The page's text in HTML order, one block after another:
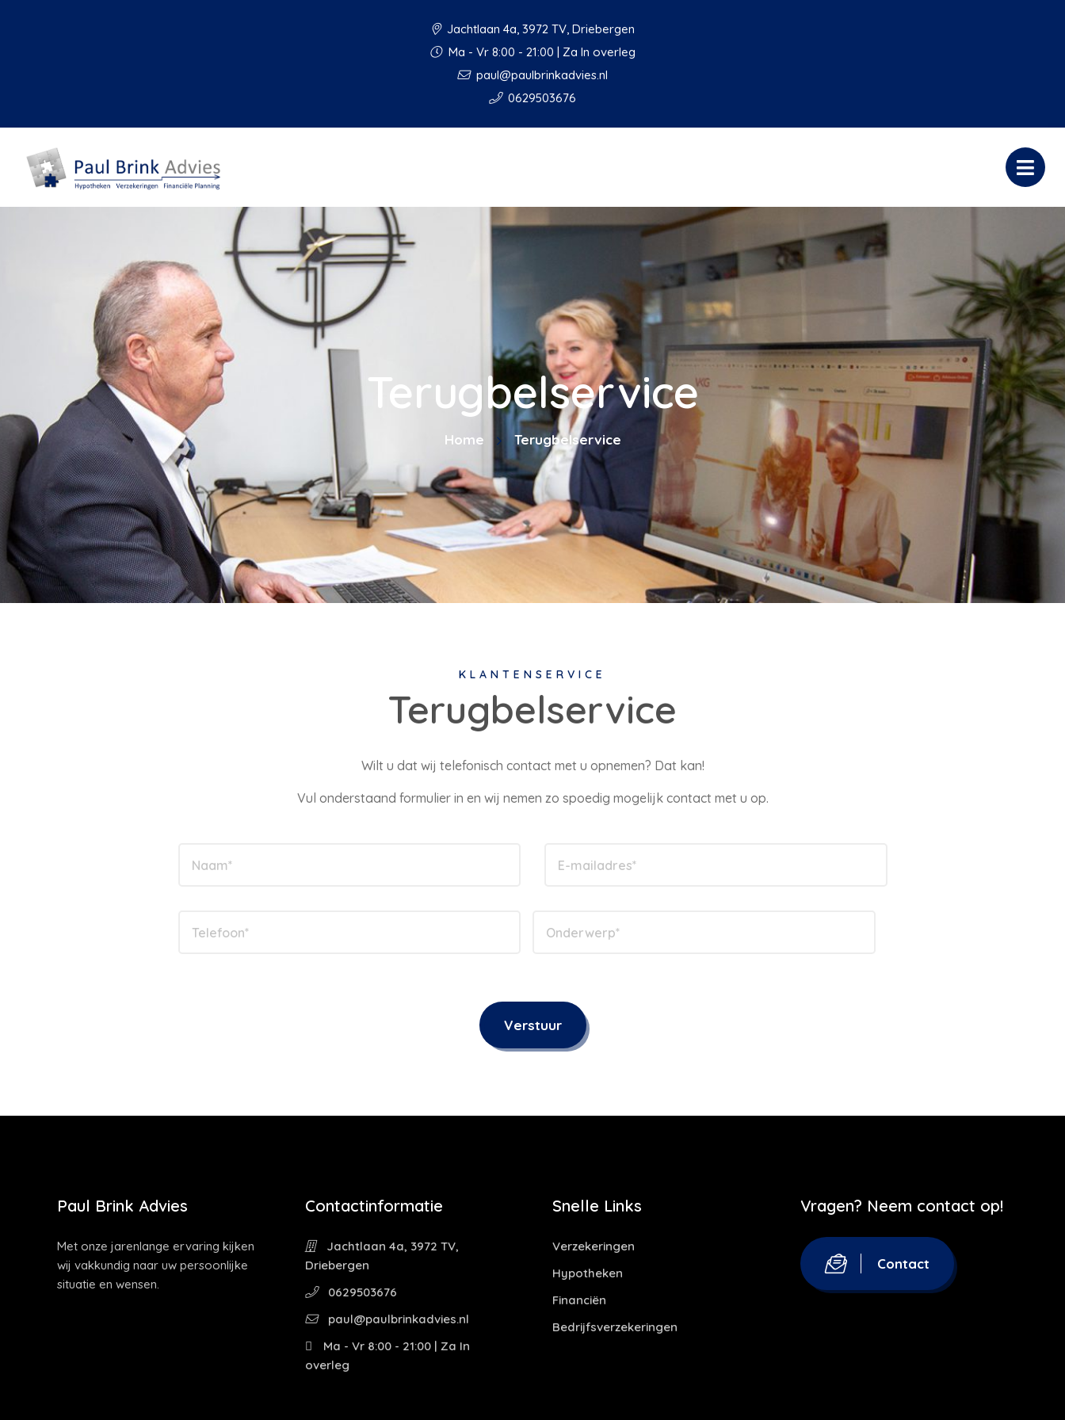
Jachtlaan 4a, 3972 TV, Driebergen
Ma - Vr 8:00 - 21:00 | Za In overleg
paul@paulbrinkadvies.nl
0629503676
Terugbelservice
Home Terugbelservice
Terugbelservice
KLANTENSERVICE
Wilt u dat wij telefonisch contact met u opnemen? Dat kan!
Vul onderstaand formulier in en wij nemen zo spoedig mogelijk contact met u op.
Verstuur
Paul Brink Advies
Met onze jarenlange ervaring kijken
wij vakkundig naar uw persoonlijke
situatie en wensen.
Contactinformatie
Jachtlaan 4a, 3972 TV,
Driebergen
0629503676
paul@paulbrinkadvies.nl
Ma - Vr 8:00 - 21:00 | Za In
overleg
Snelle Links
Verzekeringen
Hypotheken
Financiën
Bedrijfsverzekeringen
Vragen? Neem contact op!
Contact